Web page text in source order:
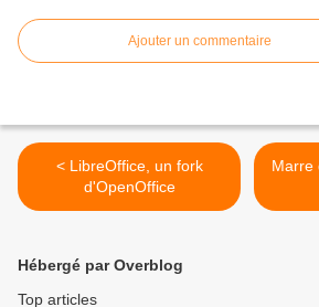
Ajouter un commentaire
< LibreOffice, un fork
d'OpenOffice
Marre
Hébergé par Overblog
Top articles